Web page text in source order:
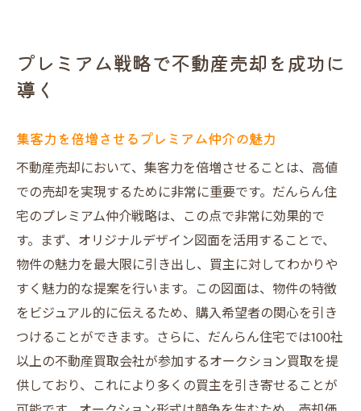
プレミアム戦略で不動産売却を成功に
導く
集客力を倍増させるプレミアム仲介の魅力
不動産売却において、集客力を倍増させることは、高値
での売却を実現するために非常に重要です。だんらん住
宅のプレミアム仲介戦略は、この点で非常に効果的で
す。まず、オリジナルデザイン図面を活用することで、
物件の魅力を最大限に引き出し、買主に対してわかりや
すく魅力的な提案を行います。この図面は、物件の特徴
をビジュアル的に伝えるため、購入希望者の関心を引き
つけることができます。さらに、だんらん住宅では100社
以上の不動産買取会社が参加するオークション買取を提
供しており、これにより多くの買主を引き寄せることが